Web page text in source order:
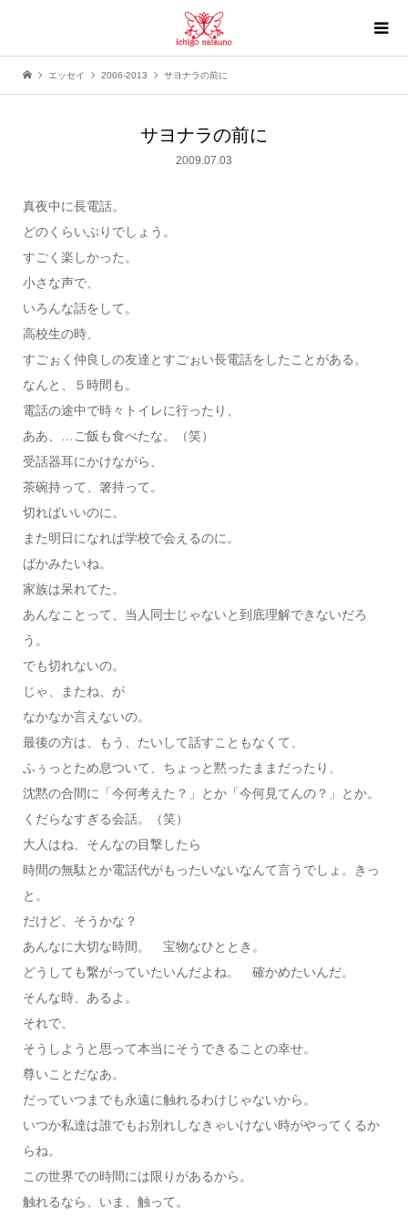
エッセイ 2006-2013 サヨナラの前に
サヨナラの前に
2009.07.03
真夜中に長電話。
どのくらいぶりでしょう。
すごく楽しかった。
小さな声で、
いろんな話をして。
高校生の時、
すごぉく仲良しの友達とすごぉい長電話をしたことがある。
なんと、５時間も。
電話の途中で時々トイレに行ったり、
ああ、…ご飯も食べたな。（笑）
受話器耳にかけながら、
茶碗持って、箸持って。
切ればいいのに。
また明日になれば学校で会えるのに。
ばかみたいね。
家族は呆れてた。
あんなことって、当人同士じゃないと到底理解できないだろ
う。
でも切れないの。
じゃ、またね、が
なかなか言えないの。
最後の方は、もう、たいして話すこともなくて、
ふぅっとため息ついて、ちょっと黙ったままだったり、
沈黙の合間に「今何考えた？」とか「今何見てんの？」とか。
くだらなすぎる会話。（笑）
大人はね、そんなの目撃したら
時間の無駄とか電話代がもったいないなんて言うでしょ。きっ
と。
だけど、そうかな？
あんなに大切な時間。 宝物なひととき。
どうしても繋がっていたいんだよね。 確かめたいんだ。
そんな時、あるよ。
それで、
そうしようと思って本当にそうできることの幸せ。
尊いことだなあ。
だっていつまでも永遠に触れるわけじゃないから。
いつか私達は誰でもお別れしなきゃいけない時がやってくるか
らね。
この世界での時間には限りがあるから。
触れるなら、いま、触って。